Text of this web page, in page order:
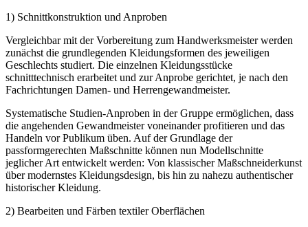
1) Schnittkonstruktion und Anproben
Vergleichbar mit der Vorbereitung zum Handwerksmeister werden
zunächst die grundlegenden Kleidungsformen des jeweiligen
Geschlechts studiert. Die einzelnen Kleidungsstücke
schnitttechnisch erarbeitet und zur Anprobe gerichtet, je nach den
Fachrichtungen Damen- und Herrengewandmeister.
Systematische Studien-Anproben in der Gruppe ermöglichen, dass
die angehenden Gewandmeister voneinander profitieren und das
Handeln vor Publikum üben. Auf der Grundlage der
passformgerechten Maßschnitte können nun Modellschnitte
jeglicher Art entwickelt werden: Von klassischer Maßschneiderkunst
über modernstes Kleidungsdesign, bis hin zu nahezu authentischer
historischer Kleidung.
2) Bearbeiten und Färben textiler Oberflächen